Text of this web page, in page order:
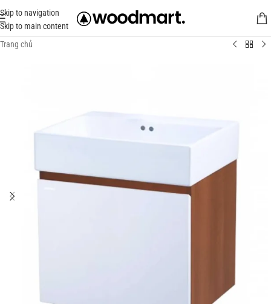
Skip to navigation
Skip to main content
Trang chủ